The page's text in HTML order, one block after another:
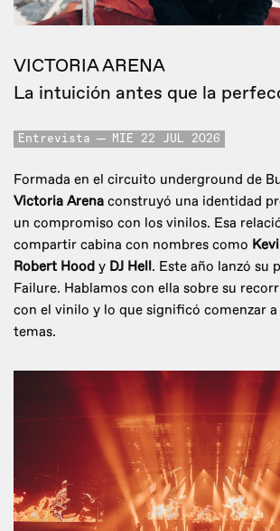
VICTORIA ARENA
La intuición antes que la
Entrevista MIE 22 JUL 2026
Formada en el circuito underground de
Victoria Arena construyó una identidad
un compromiso con los vinilos. Esa
compartir cabina con nombres como
Robert Hood y DJ Hell. Este año lanzó su
Failure. Hablamos con ella sobre su
con el vinilo y lo que significó comenzar
temas.